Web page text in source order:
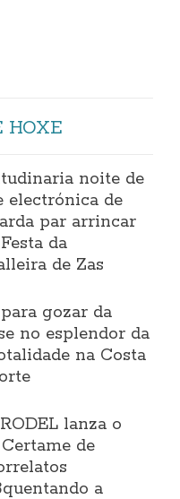
HOXE
noite de
electrónica de
par arrincar
da
de Zas
gozar da
no esplendor da
na Costa
lanza o
de
a